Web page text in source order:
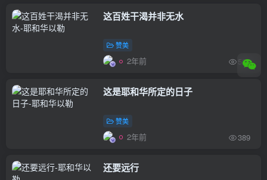
这百姓干渴并非无水
赞美
2年前 522
这是耶和华所定的日子
赞美
2年前 389
还要远行